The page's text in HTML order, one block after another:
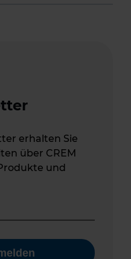
erhalten Sie
über CREM
und